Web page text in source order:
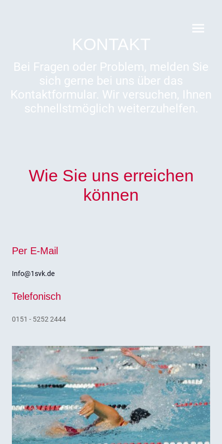
KONTAKT
Bei Fragen oder Problem, melden Sie
sich gerne bei uns über das
Kontaktformular. Wir versuchen, Ihnen
schnellstmöglich weiterzuhelfen.
Wie Sie uns erreichen
können
Per E-Mail
Info@1svk.de
Telefonisch
0151 - 5252 2444